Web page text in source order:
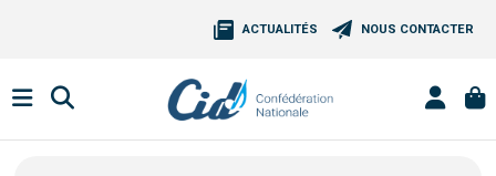
ACTUALITÉS NOUS CONTACTER